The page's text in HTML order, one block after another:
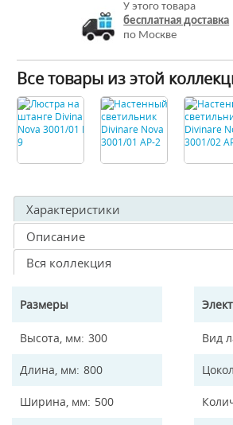
У этого товара
бесплатная доставка
по Москве
Все товары из этой
Характеристики
Описание
Вся коллекция
Размеры
Высота, мм 300
Длина, мм 800
Ширина, мм 500
Вид